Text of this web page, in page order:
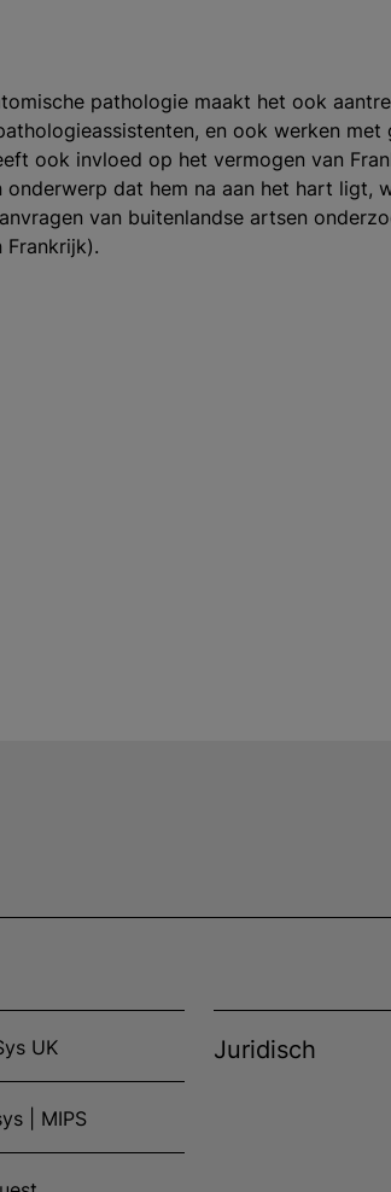
pathologie maakt het ook
en ook werken met
ook invloed op het vermogen van
onderwerp dat hem na aan het hart ligt,
van buitenlandse artsen
UK
| MIPS
Juridisch